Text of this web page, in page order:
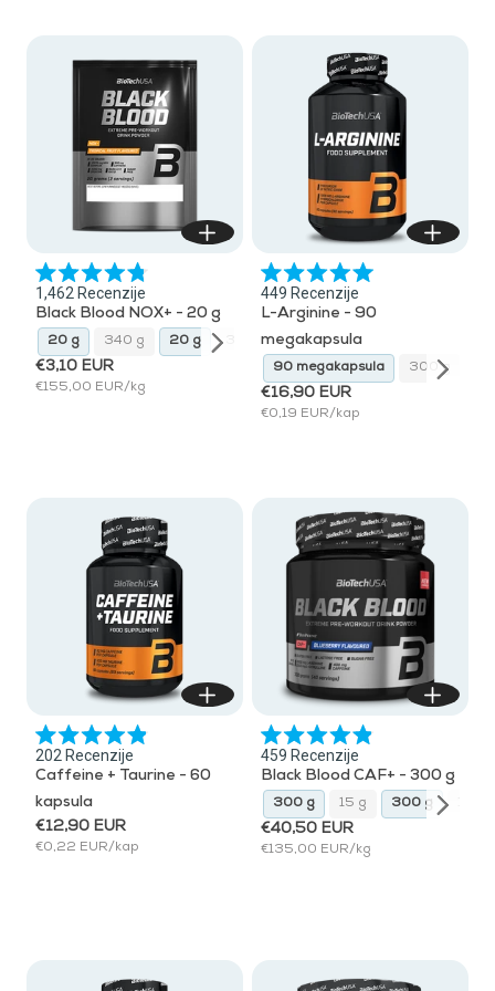
Ocijenjeno
s
4.8
od
5
zvjezdica
1,462 Recenzije
Black Blood NOX+ - 20 g
20 g 340 g 20 g 340 g 20 g 340 g
€3,10 EUR
€155,00 EUR/kg
Ocijenjeno
s
5.0
od
5
zvjezdica
449 Recenzije
L-Arginine - 90
megakapsula
90 megakapsula 90 megakapsula 300 g
€16,90 EUR
€0,19 EUR/kap
Ocijenjeno
s
4.9
od
5
zvjezdica
202 Recenzije
Caffeine + Taurine - 60
kapsula
€12,90 EUR
€0,22 EUR/kap
Ocijenjeno
s
4.9
od
5
zvjezdica
459 Recenzije
Black Blood CAF+ - 300 g
300 g 15 g 300 g
€40,50 EUR
€135,00 EUR/kg